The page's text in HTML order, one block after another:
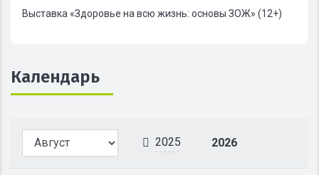
Выставка «Здоровье на всю жизнь: основы ЗОЖ» (12+)
Календарь
2025 2026